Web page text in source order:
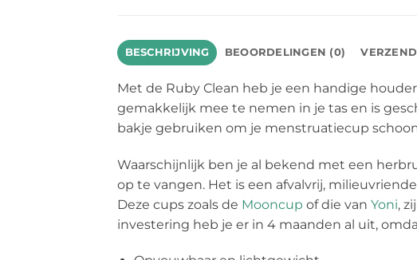
BESCHRIJVING BEOORDELINGEN (0)
Met de Ruby Clean heb je een handige
gemakkelijk mee te nemen in je tas en is
bakje gebruiken om je menstruatiecup
Waarschijnlijk ben je al bekend met een
op te vangen. Het is een afvalvrij,
Deze cups zoals de Mooncup of die van Yoni,
investering heb je er in 4 maanden al uit,